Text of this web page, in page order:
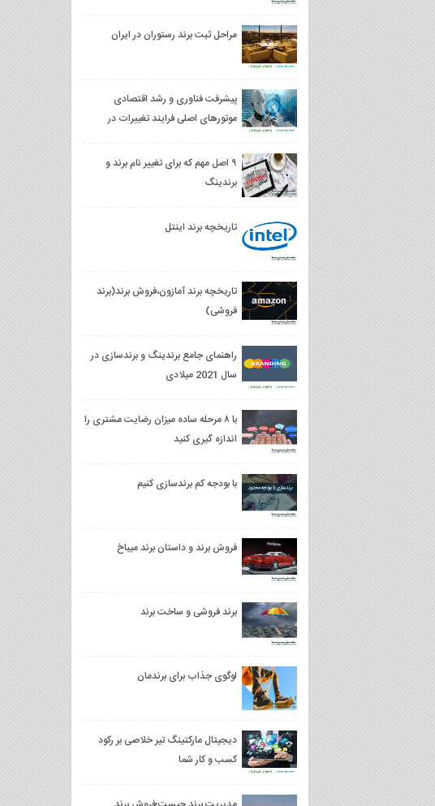
مراحل ثبت برند رستوران در ایران
پیشرفت فناوری و رشد اقتصادی
موتورهای اصلی فرایند تغییرات در
۹ اصل مهم که برای تغییر نام برند و
برندینگ
تاریخچه برند اینتل
تاریخچه برند آمازون،فروش برند(برند
فروشی)
راهنمای جامع برندینگ و برندسازی در
سال 2021 میلادی
با ۸ مرحله ساده میزان رضایت مشتری را
اندازه گیری کنید
با بودجه کم برندسازی کنیم
فروش برند و داستان برند میباخ
برند فروشی و ساخت برند
لوگوی جذاب برای برندمان
دیجیتال مارکتینگ تیر خلاصی بر رکود
کسب و کار شما